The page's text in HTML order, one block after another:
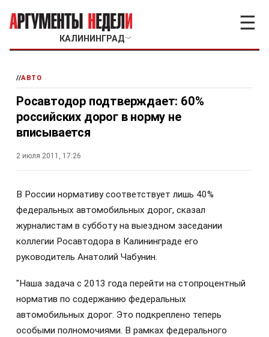
КАЛИНИНГРАД﹀
☰
//АВТО
Росавтодор подтверждает: 60%
российских дорог в норму не
вписывается
2 июля 2011, 17:26
В России нормативу соответствует лишь 40%
федеральных автомобильных дорог, сказал
журналистам в субботу на выездном заседании
коллегии Росавтодора в Калининграде его
руководитель Анатолий Чабунин.
"Наша задача с 2013 года перейти на стопроцентный
норматив по содержанию федеральных
автомобильных дорог. Это подкреплено теперь
особыми полномочиями. В рамках федерального